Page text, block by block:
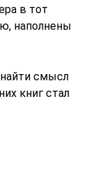
в тот
наполнены
смысл
книг стал